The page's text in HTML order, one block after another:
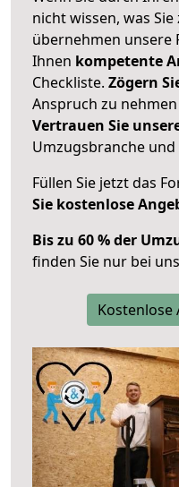
nicht wissen, was
übernehmen unsere
Ihnen kompetente
Checkliste. Zögern
Anspruch zu
Vertrauen Sie
Umzugsbranche und
Füllen Sie jetzt das
Sie kostenlose
Bis zu 60 % der
finden Sie nur bei
Kostenlose